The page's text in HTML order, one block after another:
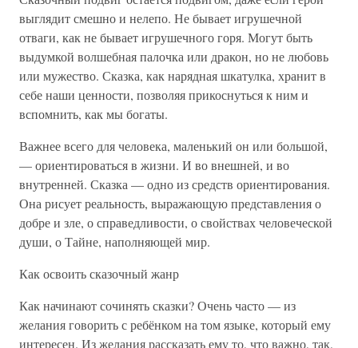
выглядит смешно и нелепо. Не бывает игрушечной
отваги, как не бывает игрушечного горя. Могут быть
выдумкой волшебная палочка или дракон, но не любовь
или мужество. Сказка, как нарядная шкатулка, хранит в
себе наши ценности, позволяя прикоснуться к ним и
вспомнить, как мы богаты.
Важнее всего для человека, маленький он или большой,
— ориентироваться в жизни. И во внешней, и во
внутренней. Сказка — одно из средств ориентирования.
Она рисует реальность, выражающую представления о
добре и зле, о справедливости, о свойствах человеческой
души, о Тайне, наполняющей мир.
Как освоить сказочный жанр
Как начинают сочинять сказки? Очень часто — из
желания говорить с ребёнком на том языке, который ему
интересен. Из желания рассказать ему то, что важно, так,